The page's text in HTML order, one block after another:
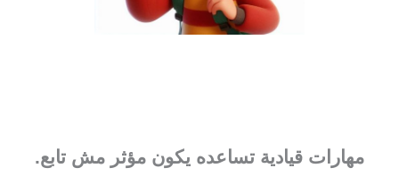
مهارات قيادية تساعده يكون مؤثر مش تابع.